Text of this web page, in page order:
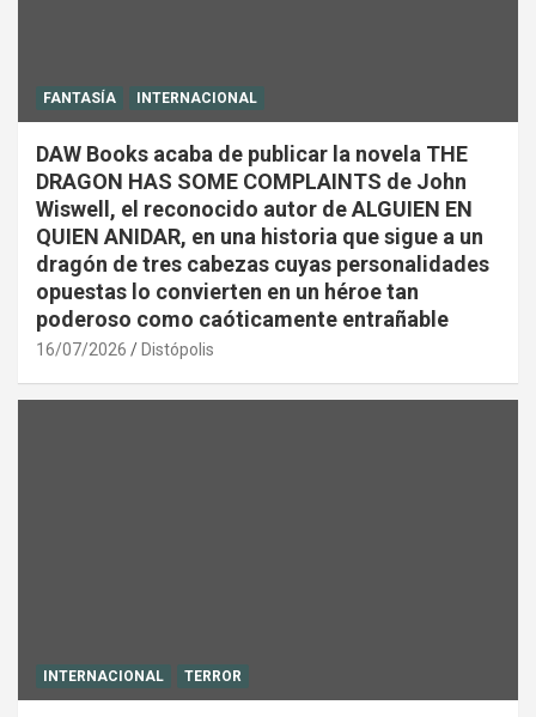
FANTASÍA INTERNACIONAL
DAW Books acaba de publicar la novela THE
DRAGON HAS SOME COMPLAINTS de John
Wiswell, el reconocido autor de ALGUIEN EN
QUIEN ANIDAR, en una historia que sigue a un
dragón de tres cabezas cuyas personalidades
opuestas lo convierten en un héroe tan
poderoso como caóticamente entrañable
16/07/2026 Distópolis
INTERNACIONAL TERROR